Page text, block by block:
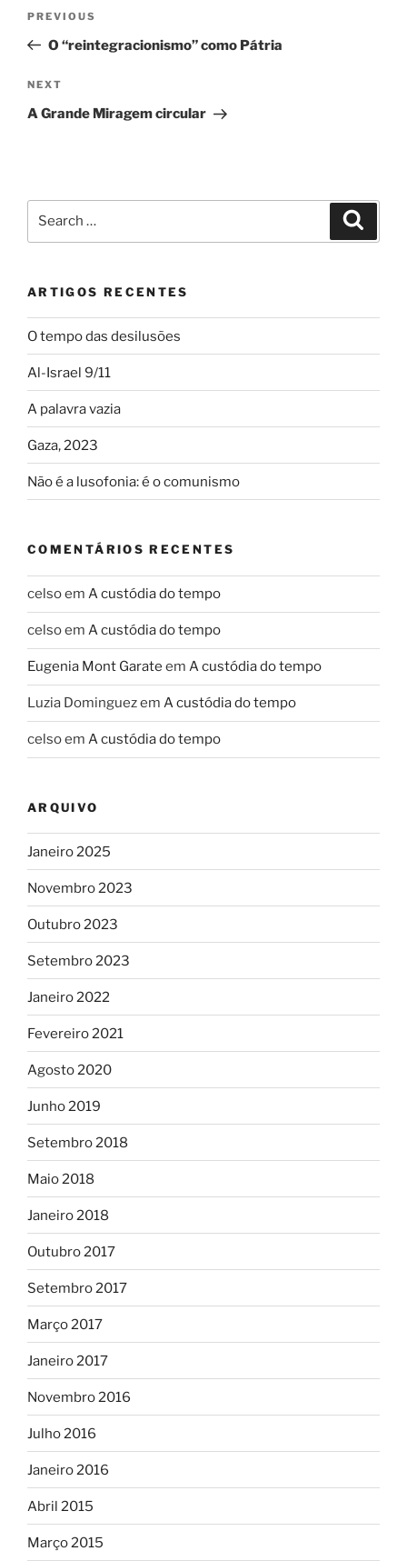
artigos
Previous
Post
PREVIOUS
O “reintegracionismo” como Pátria
Next
Post
NEXT
A Grande Miragem circular
ARTIGOS RECENTES
O tempo das desilusões
Al-Israel 9/11
A palavra vazia
Gaza, 2023
Não é a lusofonia: é o comunismo
COMENTÁRIOS RECENTES
celsoem A custódia do tempo
celsoem A custódia do tempo
Eugenia Mont Garate em A custódia do tempo
Luzia Dominguezem A custódia do tempo
celsoem A custódia do tempo
ARQUIVO
Janeiro 2025
Novembro 2023
Outubro 2023
Setembro 2023
Janeiro 2022
Fevereiro 2021
Agosto 2020
Junho 2019
Setembro 2018
Maio 2018
Janeiro 2018
Outubro 2017
Setembro 2017
Março 2017
Janeiro 2017
Novembro 2016
Julho 2016
Janeiro 2016
Abril 2015
Março 2015